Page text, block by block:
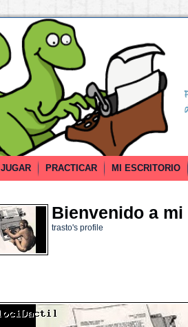
JUGAR PRACTICAR MI ESCRITORIO
Bienvenido a
trasto's profile